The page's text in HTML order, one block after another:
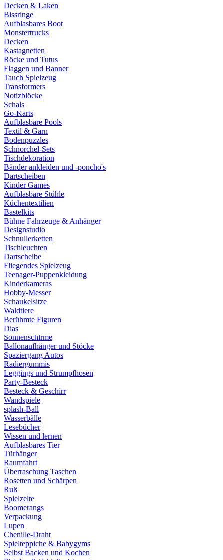
Decken & Laken
Bissringe
Aufblasbares Boot
Monstertrucks
Decken
Kastagnetten
Röcke und Tutus
Flaggen und Banner
Tauch Spielzeug
Transformers
Notizblöcke
Schals
Go-Karts
Aufblasbare Pools
Textil & Garn
Bodenpuzzles
Schnorchel-Sets
Tischdekoration
Bänder ankleiden und -poncho's
Dartscheiben
Kinder Games
Aufblasbare Stühle
Küchentextilien
Bastelkits
Bühne Fahrzeuge & Anhänger
Designstudio
Schnullerketten
Tischleuchten
Dartscheibe
Fliegendes Spielzeug
Teenager-Puppenkleidung
Kinderkameras
Hobby-Messer
Schaukelsitze
Waldtiere
Berühmte Figuren
Dias
Sonnenschirme
Ballonaufhänger und Stöcke
Spaziergang Autos
Radiergummis
Leggings und Strumpfhosen
Party-Besteck
Besteck & Geschirr
Wandspiele
splash-Ball
Wasserbälle
Lesebücher
Wissen und lernen
Aufblasbares Tier
Türhänger
Raumfahrt
Überraschung Taschen
Rosetten und Schärpen
Ruß
Spielzelte
Boomerangs
Verpackung
Lupen
Chenille-Draht
Spielteppiche & Babygyms
Selbst Backen und Kochen